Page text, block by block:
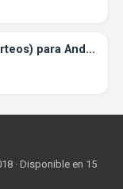
Ultra Panda APK (app de sorteos) para Android
· Disponible en 15